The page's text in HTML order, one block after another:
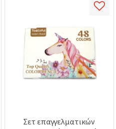
Σετ επαγγελματικών